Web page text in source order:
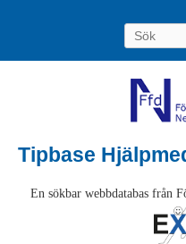
Tipbase
En sökbar webbdatabas från